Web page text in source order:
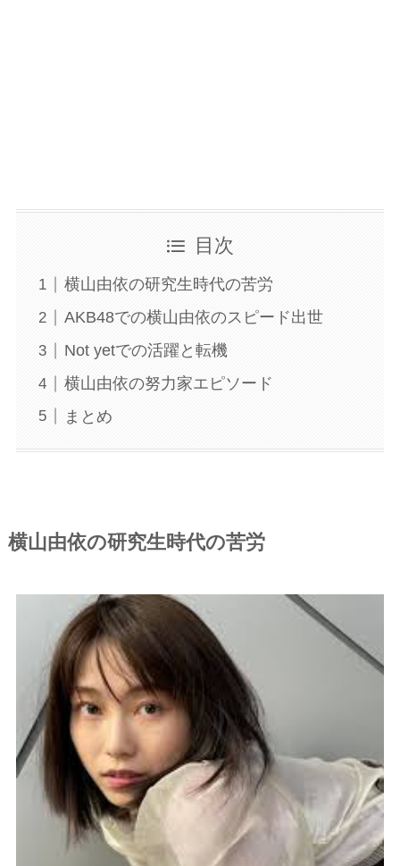
目次
横山由依の研究生時代の苦労
AKB48での横山由依のスピード出世
Not yetでの活躍と転機
横山由依の努力家エピソード
まとめ
横山由依の研究生時代の苦労